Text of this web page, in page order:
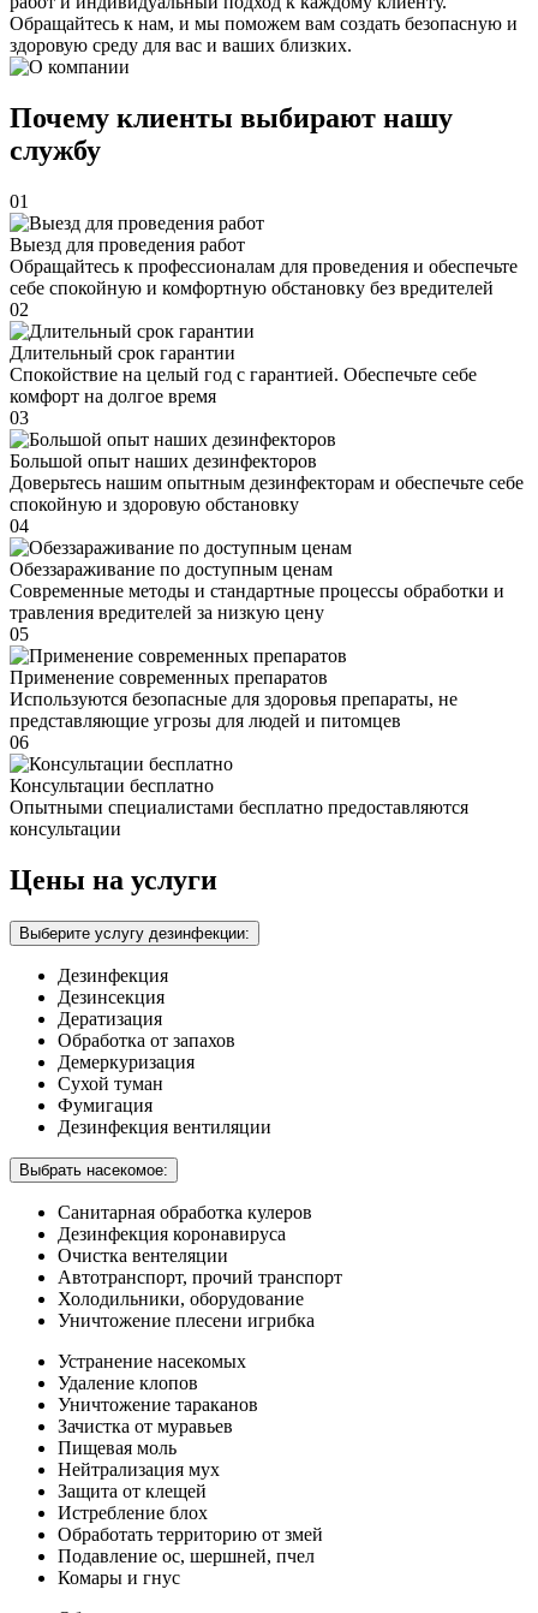
Обращайтесь к нам, и мы поможем вам создать безопасную и
здоровую среду для вас и ваших близких.
Почему клиенты выбирают нашу
службу
01
Выезд для проведения работ
Обращайтесь к профессионалам для проведения и обеспечьте
себе спокойную и комфортную обстановку без вредителей
02
Длительный срок гарантии
Спокойствие на целый год с гарантией. Обеспечьте себе
комфорт на долгое время
03
Большой опыт наших дезинфекторов
Доверьтесь нашим опытным дезинфекторам и обеспечьте себе
спокойную и здоровую обстановку
04
Обеззараживание по доступным ценам
Современные методы и стандартные процессы обработки и
травления вредителей за низкую цену
05
Применение современных препаратов
Используются безопасные для здоровья препараты, не
представляющие угрозы для людей и питомцев
06
Консультации бесплатно
Опытными специалистами бесплатно предоставляются
консультации
Цены на услуги
Выберите услугу дезинфекции:
Дезинфекция
Дезинсекция
Дератизация
Обработка от запахов
Демеркуризация
Сухой туман
Фумигация
Дезинфекция вентиляции
Выбрать насекомое:
Санитарная обработка кулеров
Дезинфекция коронавируса
Очистка вентеляции
Автотранспорт, прочий транспорт
Холодильники, оборудование
Уничтожение плесени игрибка
Устранение насекомых
Удаление клопов
Уничтожение тараканов
Зачистка от муравьев
Пищевая моль
Нейтрализация мух
Защита от клещей
Истребление блох
Обработать территорию от змей
Подавление ос, шершней, пчел
Комары и гнус